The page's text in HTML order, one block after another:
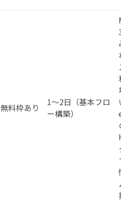
無料枠あり
1〜2日（基本フロ
ー構築）